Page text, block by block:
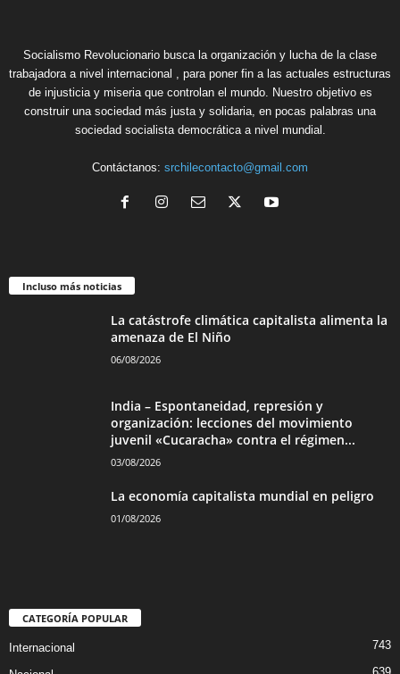
Socialismo Revolucionario busca la organización y lucha de la clase
trabajadora a nivel internacional , para poner fin a las actuales estructuras
de injusticia y miseria que controlan el mundo. Nuestro objetivo es
construir una sociedad más justa y solidaria, en pocas palabras una
sociedad socialista democrática a nivel mundial.
Contáctanos: srchilecontacto@gmail.com
Incluso más noticias
La catástrofe climática capitalista alimenta la
amenaza de El Niño
06/08/2026
India – Espontaneidad, represión y
organización: lecciones del movimiento
juvenil «Cucaracha» contra el régimen...
03/08/2026
La economía capitalista mundial en peligro
01/08/2026
CATEGORÍA POPULAR
Internacional 743